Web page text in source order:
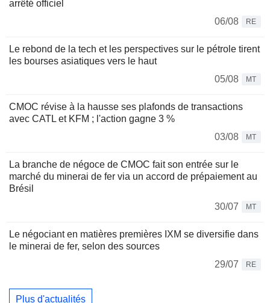
arrêté officiel
06/08
RE
Le rebond de la tech et les perspectives sur le pétrole tirent
les bourses asiatiques vers le haut
05/08
MT
CMOC révise à la hausse ses plafonds de transactions
avec CATL et KFM ; l'action gagne 3 %
03/08
MT
La branche de négoce de CMOC fait son entrée sur le
marché du minerai de fer via un accord de prépaiement au
Brésil
30/07
MT
Le négociant en matières premières IXM se diversifie dans
le minerai de fer, selon des sources
29/07
RE
Plus d'actualités